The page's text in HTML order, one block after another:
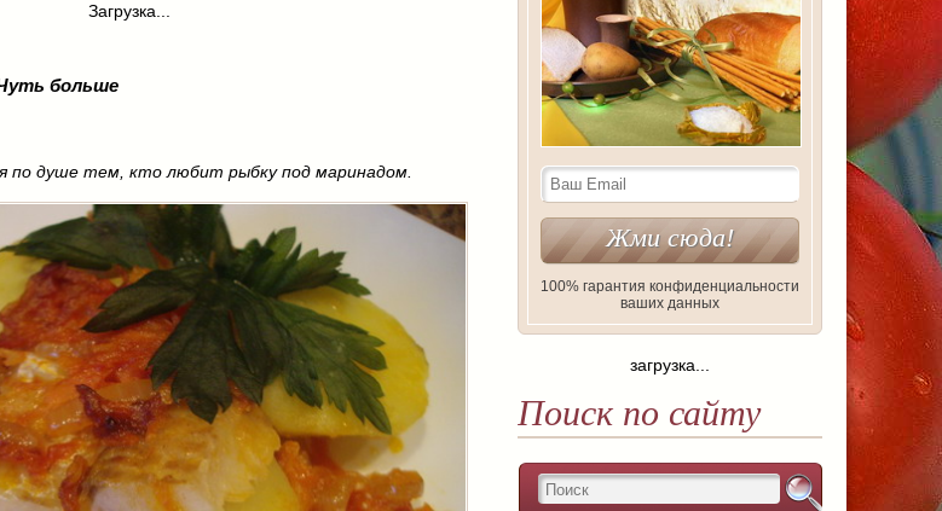
Загрузка...
больше
по душе тем, кто любит рыбку под маринадом.
100% гарантия конфиденциальности
ваших данных
загрузка...
Поиск по сайту